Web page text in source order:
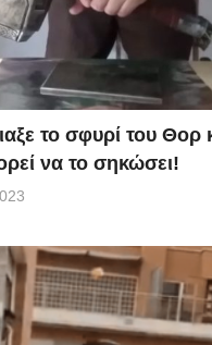
το σφυρί του Θορ
να το σηκώσει!